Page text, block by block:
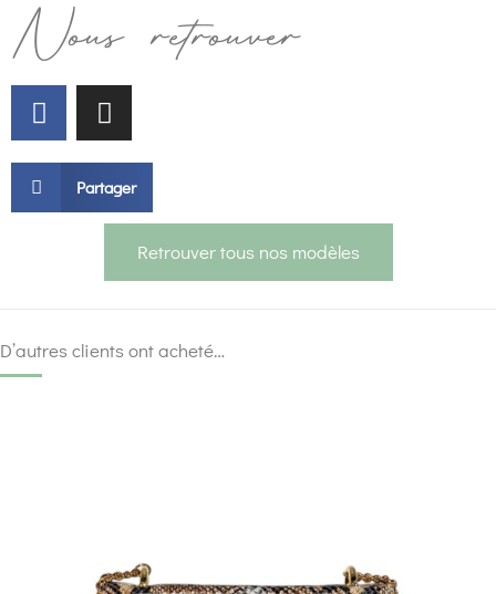
Nous retrouver
Partager
Retrouver tous nos modèles
D’autres clients ont acheté…